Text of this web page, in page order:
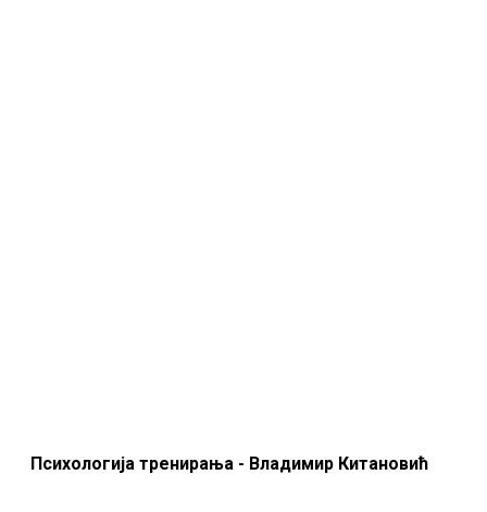
Психологија тренирања - Владимир Китановић